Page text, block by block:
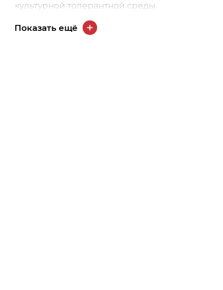
культурной толерантной среды.
2021
Показать ещё